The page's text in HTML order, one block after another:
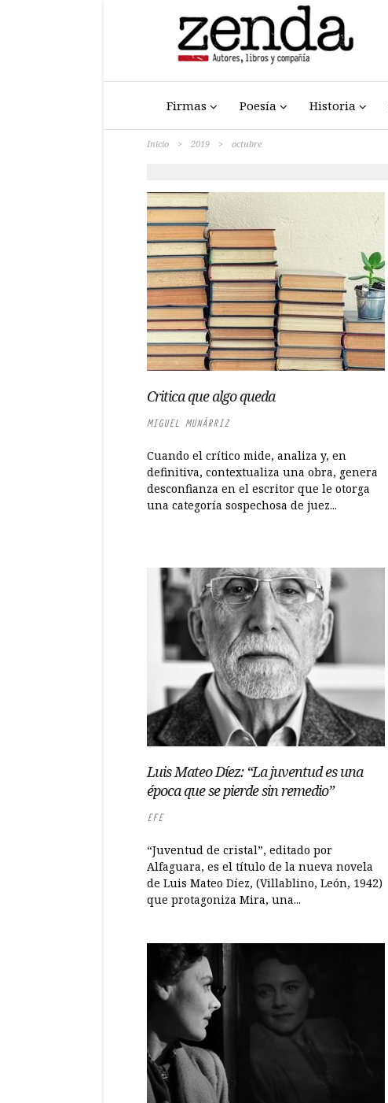
Firmas Poesía Historia
Inicio > 2019 > octubre
Critica que algo queda
MIGUEL MUNÁRRIZ
Cuando el crítico mide, analiza y, en
definitiva, contextualiza una obra, genera
desconfianza en el escritor que le otorga
una categoría sospechosa de juez...
Luis Mateo Díez: “La juventud es una
época que se pierde sin remedio”
EFE
“Juventud de cristal”, editado por
Alfaguara, es el título de la nueva novela
de Luis Mateo Díez, (Villablino, León, 1942)
que protagoniza Mira, una...